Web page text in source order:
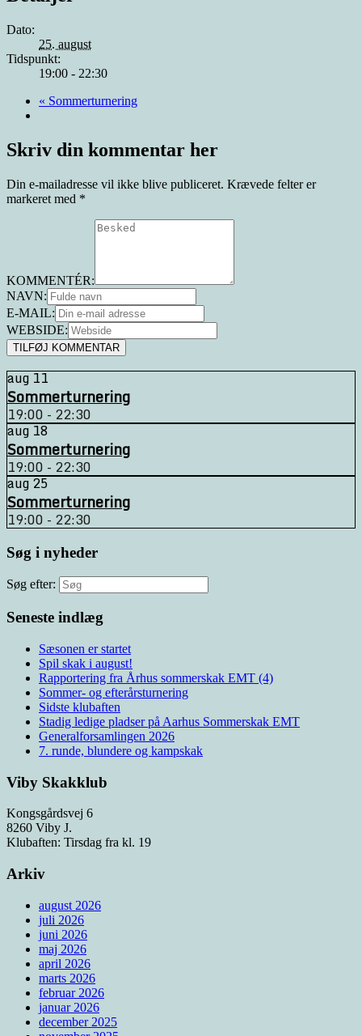
Dato:
25. august
Tidspunkt:
19:00 - 22:30
« Sommerturnering
Skriv din kommentar her
Din e-mailadresse vil ikke blive publiceret. Krævede felter er
markeret med *
KOMMENTÉR:
NAVN:
E-MAIL:
WEBSIDE:
aug11
Sommerturnering
19:00 - 22:30
aug18
Sommerturnering
19:00 - 22:30
aug25
Sommerturnering
19:00 - 22:30
Søg i nyheder
Søg efter:
Seneste indlæg
Sæsonen er startet
Spil skak i august!
Rapportering fra Århus sommerskak EMT (4)
Sommer- og efterårsturnering
Sidste klubaften
Stadig ledige pladser på Aarhus Sommerskak EMT
Generalforsamlingen 2026
7. runde, blundere og kampskak
Viby Skakklub
Kongsgårdsvej 6
8260 Viby J.
Klubaften: Tirsdag fra kl. 19
Arkiv
august 2026
juli 2026
juni 2026
maj 2026
april 2026
marts 2026
februar 2026
januar 2026
december 2025